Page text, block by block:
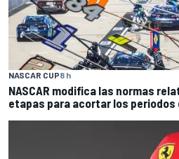
NASCAR CUP8 h
NASCAR modifica las normas
etapas para acortar los periodos